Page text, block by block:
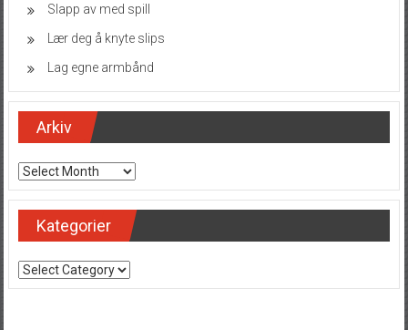
Slapp av med spill
Lær deg å knyte slips
Lag egne armbånd
Arkiv
Arkiv
Kategorier
Kategorier